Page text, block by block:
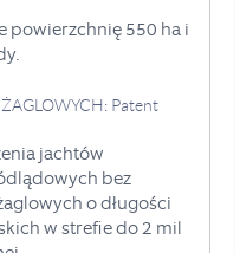
powierzchnię 550 ha i
Patent
jachtów
bez
o długości
w strefie do 2 mil